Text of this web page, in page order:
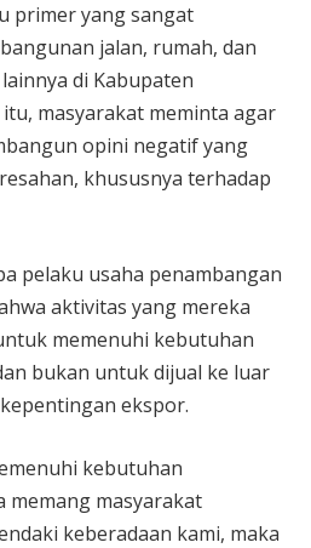
primer yang sangat
jalan, rumah, dan
di Kabupaten
masyarakat meminta agar
opini negatif yang
khususnya terhadap
pelaku usaha penambangan
aktivitas yang mereka
memenuhi kebutuhan
bukan untuk dijual ke luar
ekspor.
kebutuhan
memang masyarakat
keberadaan kami, maka